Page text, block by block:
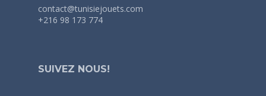
contact@tunisiejouets.com
+216 98 173 774
SUIVEZ NOUS!